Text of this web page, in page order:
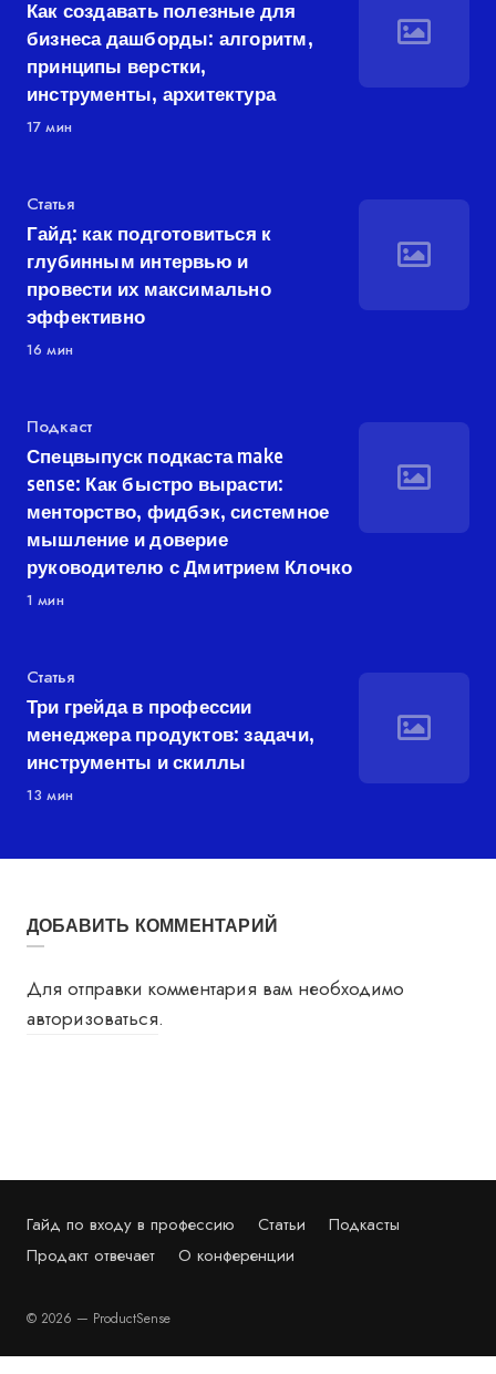
Как создавать полезные для
бизнеса дашборды: алгоритм,
принципы верстки,
инструменты, архитектура
17 мин
Категория
Статья
Гайд: как подготовиться к
глубинным интервью и
провести их максимально
эффективно
16 мин
Категория
Подкаст
Спецвыпуск подкаста make
sense: Как быстро вырасти:
менторство, фидбэк, системное
мышление и доверие
руководителю с Дмитрием Клочко
1 мин
Категория
Статья
Три грейда в профессии
менеджера продуктов: задачи,
инструменты и скиллы
13 мин
ДОБАВИТЬ КОММЕНТАРИЙ
Для отправки комментария вам необходимо
авторизоваться.
Гайд по входу в профессию Статьи
Подкасты
Продакт отвечает
О конференции
© 2026 — ProductSense